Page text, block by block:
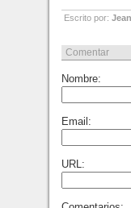
Escrito por: Jean
Comentar
Nombre:
Email:
URL: